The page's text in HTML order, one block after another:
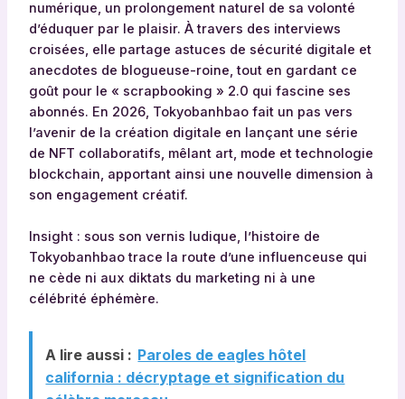
numérique, un prolongement naturel de sa volonté
d’éduquer par le plaisir. À travers des interviews
croisées, elle partage astuces de sécurité digitale et
anecdotes de blogueuse-roi­ne, tout en gardant ce
goût pour le « scrapbooking » 2.0 qui fascine ses
abonnés. En 2026, Tokyobanhbao fait un pas vers
l’avenir de la création digitale en lançant une série
de NFT collaboratifs, mêlant art, mode et technologie
blockchain, apportant ainsi une nouvelle dimension à
son engagement créatif.
Insight : sous son vernis ludique, l’histoire de
Tokyobanhbao trace la route d’une influenceuse qui
ne cède ni aux diktats du marketing ni à une
célébrité éphémère.
A lire aussi : Paroles de eagles hôtel
california : décryptage et signification du